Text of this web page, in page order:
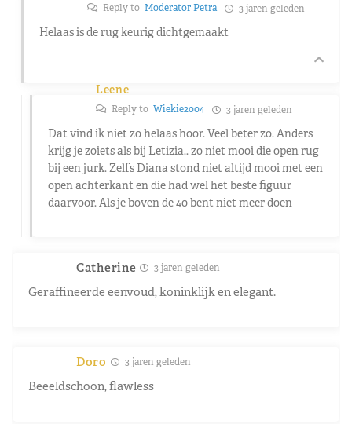
Reply to Moderator Petra 3 jaren geleden
Helaas is de rug keurig dichtgemaakt
Leene
Reply to Wiekie2004 3 jaren geleden
Dat vind ik niet zo helaas hoor. Veel beter zo. Anders
krijg je zoiets als bij Letizia.. zo niet mooi die open rug
bij een jurk. Zelfs Diana stond niet altijd mooi met een
open achterkant en die had wel het beste figuur
daarvoor. Als je boven de 40 bent niet meer doen
Catherine 3 jaren geleden
Geraffineerde eenvoud, koninklijk en elegant.
Doro 3 jaren geleden
Beeeldschoon, flawless